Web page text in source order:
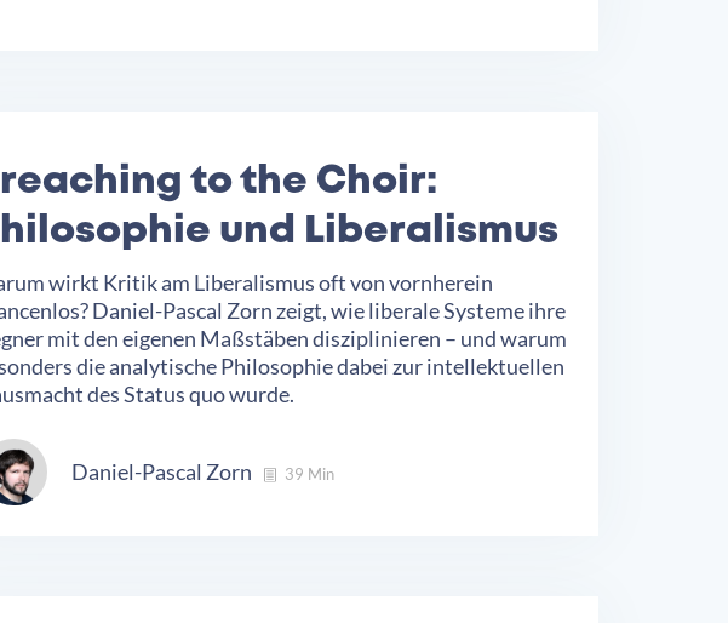
to the Choir:
und Liberalismus
wirkt Kritik am Liberalismus oft von vornherein
Daniel-Pascal Zorn zeigt, wie liberale Systeme ihre
mit den eigenen Maßstäben disziplinieren – und warum
die analytische Philosophie dabei zur intellektuellen
des Status quo wurde.
Daniel-Pascal Zorn 39 Min